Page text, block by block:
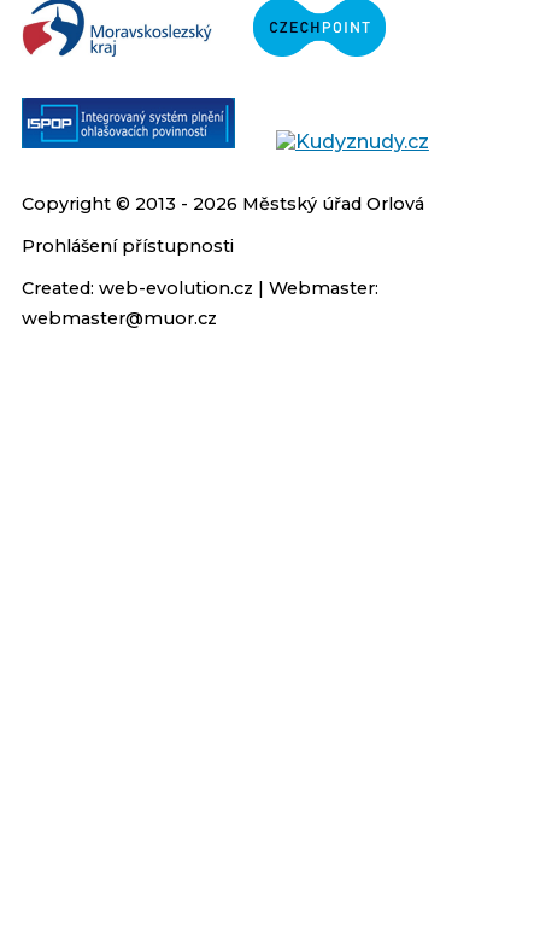
Copyright © 2013 - 2026 Městský úřad Orlová
Prohlášení přístupnosti
Created: web-evolution.cz | Webmaster:
webmaster@muor.cz